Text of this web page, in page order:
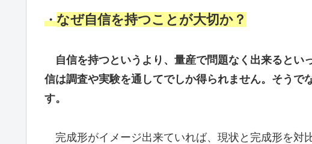
・なぜ自信を持つことが大切か？
自信を持つというより、量産で問題なく出来るとい
信は調査や実験を通してでしか得られません。そうで
す。
完成形がイメージ出来ていれば、現状と完成形を対